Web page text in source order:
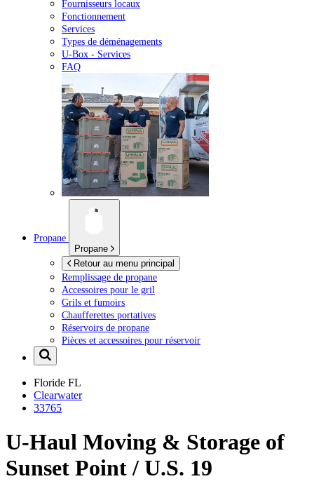
Fournisseurs locaux
Fonctionnement
Services
Types de déménagements
U-Box - Services
FAQ
Propane
Propane
Retour au menu principal
Remplissage de propane
Accessoires pour le gril
Grils et fumoirs
Chaufferettes portatives
Réservoirs de propane
Pièces et accessoires pour réservoir
Floride FL
Clearwater
33765
U-Haul Moving & Storage of
Sunset Point / U.S. 19